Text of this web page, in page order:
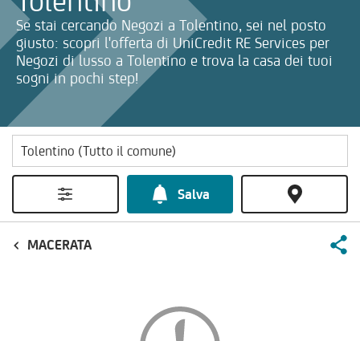
Se stai cercando Negozi a Tolentino, sei nel posto
giusto: scopri l'offerta di UniCredit RE Services per
Negozi di lusso a Tolentino e trova la casa dei tuoi
sogni in pochi step!
Salva
MACERATA